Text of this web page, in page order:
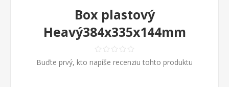
Box plastový
Heavý384x335x144mm
Buďte prvý, kto napíše recenziu tohto produktu